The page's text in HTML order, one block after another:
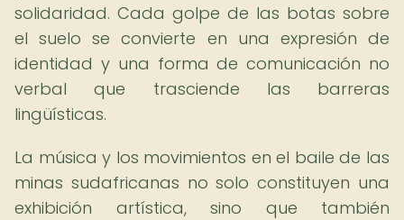
solidaridad. Cada golpe de las botas sobre
el suelo se convierte en una expresión de
identidad y una forma de comunicación no
verbal que trasciende las barreras
lingüísticas.
La música y los movimientos en el baile de las
minas sudafricanas no solo constituyen una
exhibición artística, sino que también